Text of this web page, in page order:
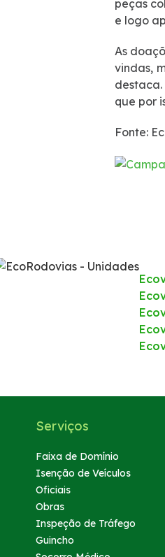
peças
e logo
As
vindas,
que por
Fonte:
Serviços
Faixa de Domínio
Isenção de Veículos
Oficiais
Obras
Inspeção de Tráfego
Guincho